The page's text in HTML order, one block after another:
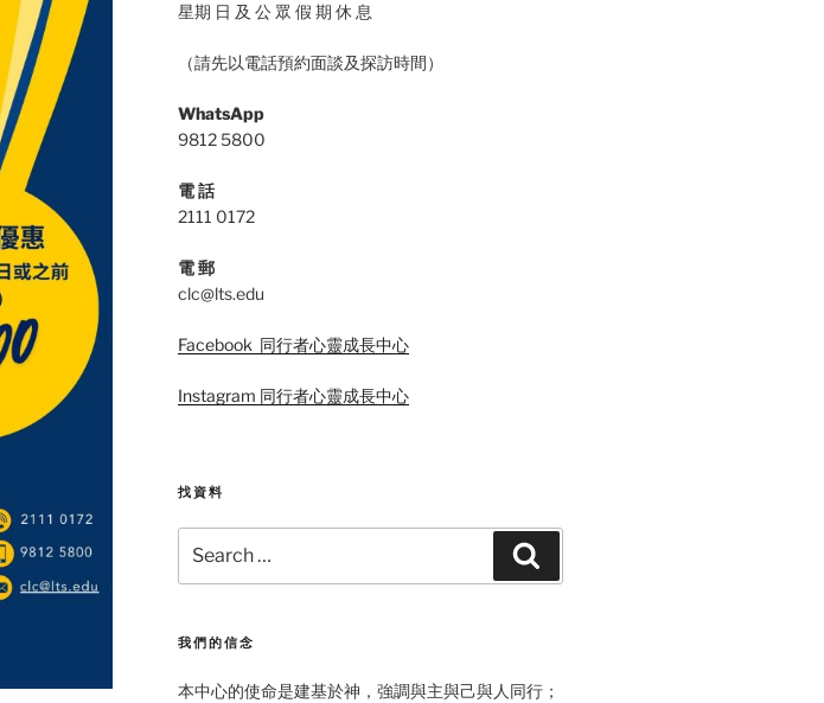
星期 日 及 公 眾 假 期 休 息
（請先以電話預約面談及探訪時間）
WhatsApp
9812 5800
電 話
2111 0172
電 郵
clc@lts.edu
Facebook 同行者心靈成長中心
Instagram 同行者心靈成長中心
找資料
for:
我們的信念
本中心的使命是建基於神，強調與主與己與人同行；